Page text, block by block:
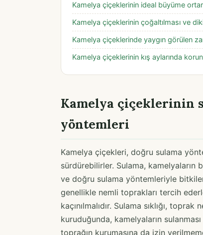
Kamelya çiçeklerinin ideal büyüme
Kamelya çiçeklerinin çoğaltılması ve
Kamelya çiçeklerinde yaygın görülen
Kamelya çiçeklerinin kış aylarında
Kamelya çiçeklerinin
yöntemleri
Kamelya çiçekleri, doğru sulama
sürdürebilirler. Sulama, kamelyaların
ve doğru sulama yöntemleriyle
genellikle nemli toprakları tercih
kaçınılmalıdır. Sulama sıklığı,
kuruduğunda, kamelyaların
toprağın kurumasına da izin